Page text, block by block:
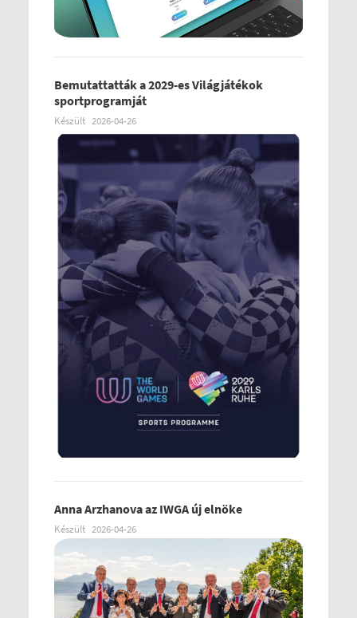
Bemutattatták a 2029-es Világjátékok
sportprogramját
Készült 2026-04-26
Anna Arzhanova az IWGA új elnöke
Készült 2026-04-26